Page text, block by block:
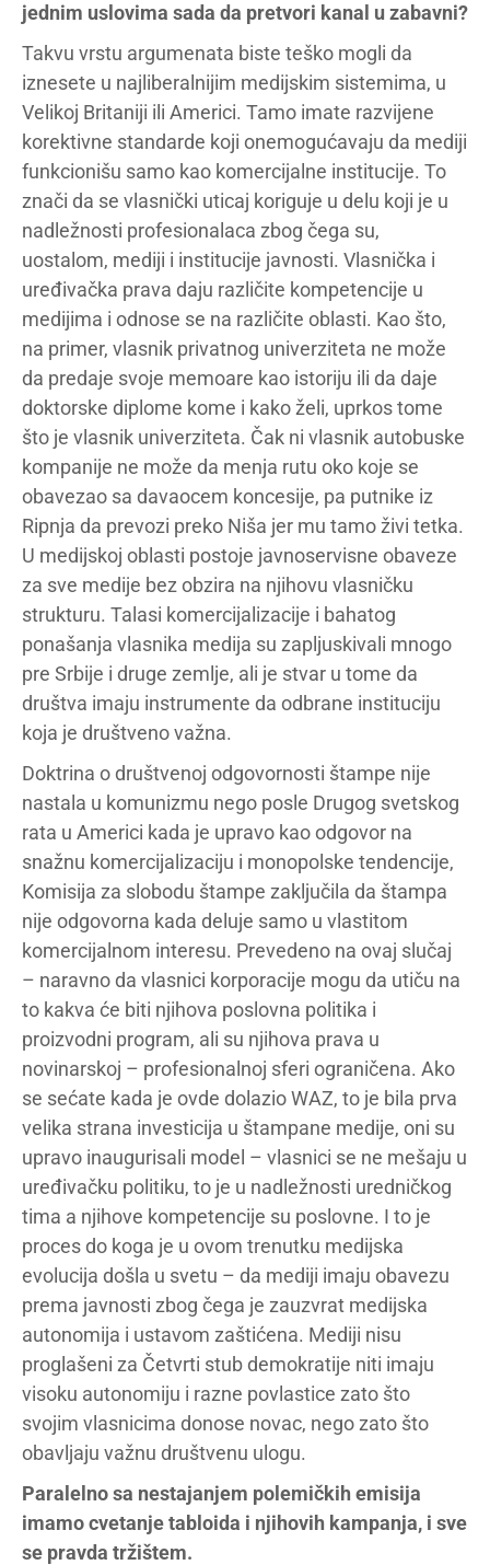
jednim uslovima sada da pretvori kanal u zabavni?
Takvu vrstu argumenata biste teško mogli da
iznesete u najliberalnijim medijskim sistemima, u
Velikoj Britaniji ili Americi. Tamo imate razvijene
korektivne standarde koji onemogućavaju da mediji
funkcionišu samo kao komercijalne institucije. To
znači da se vlasnički uticaj koriguje u delu koji je u
nadležnosti profesionalaca zbog čega su,
uostalom, mediji i institucije javnosti. Vlasnička i
uređivačka prava daju različite kompetencije u
medijima i odnose se na različite oblasti. Kao što,
na primer, vlasnik privatnog univerziteta ne može
da predaje svoje memoare kao istoriju ili da daje
doktorske diplome kome i kako želi, uprkos tome
što je vlasnik univerziteta. Čak ni vlasnik autobuske
kompanije ne može da menja rutu oko koje se
obavezao sa davaocem koncesije, pa putnike iz
Ripnja da prevozi preko Niša jer mu tamo živi tetka.
U medijskoj oblasti postoje javnoservisne obaveze
za sve medije bez obzira na njihovu vlasničku
strukturu. Talasi komercijalizacije i bahatog
ponašanja vlasnika medija su zapljuskivali mnogo
pre Srbije i druge zemlje, ali je stvar u tome da
društva imaju instrumente da odbrane instituciju
koja je društveno važna.
Doktrina o društvenoj odgovornosti štampe nije
nastala u komunizmu nego posle Drugog svetskog
rata u Americi kada je upravo kao odgovor na
snažnu komercijalizaciju i monopolske tendencije,
Komisija za slobodu štampe zaključila da štampa
nije odgovorna kada deluje samo u vlastitom
komercijalnom interesu. Prevedeno na ovaj slučaj
– naravno da vlasnici korporacije mogu da utiču na
to kakva će biti njihova poslovna politika i
proizvodni program, ali su njihova prava u
novinarskoj – profesionalnoj sferi ograničena. Ako
se sećate kada je ovde dolazio WAZ, to je bila prva
velika strana investicija u štampane medije, oni su
upravo inaugurisali model – vlasnici se ne mešaju u
uređivačku politiku, to je u nadležnosti uredničkog
tima a njihove kompetencije su poslovne. I to je
proces do koga je u ovom trenutku medijska
evolucija došla u svetu – da mediji imaju obavezu
prema javnosti zbog čega je zauzvrat medijska
autonomija i ustavom zaštićena. Mediji nisu
proglašeni za Četvrti stub demokratije niti imaju
visoku autonomiju i razne povlastice zato što
svojim vlasnicima donose novac, nego zato što
obavljaju važnu društvenu ulogu.
Paralelno sa nestajanjem polemičkih emisija
imamo cvetanje tabloida i njihovih kampanja, i sve
se pravda tržištem.